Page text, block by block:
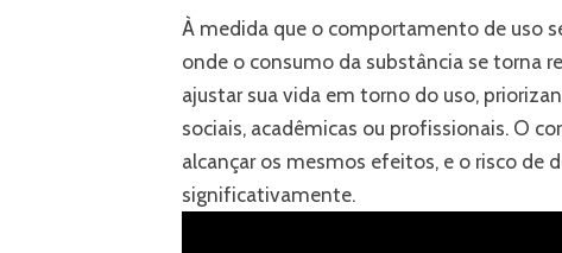
À medida que o comportamento de uso
onde o consumo da substância se torna
ajustar sua vida em torno do uso,
sociais, acadêmicas ou profissionais. O
alcançar os mesmos efeitos, e o risco de
significativamente.